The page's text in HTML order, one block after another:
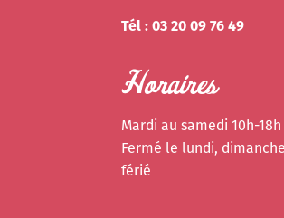
Tél : 03 20 09 76 49
Horaires
Mardi au samedi 10h-18h
Fermé le lundi,
férié